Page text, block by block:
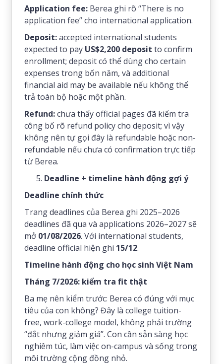
Application fee: Berea ghi rõ “There is no
application fee” cho international application.
Deposit:accepted international students
expected to pay US$2,200 deposit to confirm
enrollment; deposit có thể dùng cho certain
expenses trong bốn năm, và additional
financial aid may be available nếu không thể
trả toàn bộ hoặc một phần.
Refund:chưa thấy official pages đã kiểm tra
công bố rõ refund policy cho deposit; vì vậy
không nên tự gọi đây là refundable hoặc non-
refundable nếu chưa có confirmation trực tiếp
từ Berea.
Deadline + timeline hành động gợi ý
Deadline chính thức
Trang deadlines của Berea ghi 2025–2026
deadlines đã qua và applications 2026–2027 sẽ
mở 01/08/2026. Với international students,
deadline official hiện ghi 15/12.
Timeline hành động cho học sinh Việt Nam
Tháng 7/2026: kiểm tra fit thật
Ba mẹ nên kiểm trước: Berea có đúng với mục
tiêu của con không? Đây là college tuition-
free, work-college model, không phải trường
“đắt nhưng giảm giá”. Con cần sẵn sàng học
nghiêm túc, làm việc on-campus và sống trong
môi trường cộng đồng nhỏ.